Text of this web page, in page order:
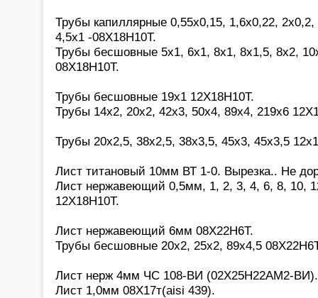
Трубы капиллярные 0,55х0,15, 1,6х0,22,
4,5х1 -08Х18Н10Т.
Трубы бесшовные 5х1, 6х1, 8х1, 8х1,5, 8х2,
08Х18Н10Т.
Трубы бесшовные 19х1 12Х18Н10Т.
Трубы 14х2, 20х2, 42х3, 50х4, 89х4, 219х6
Трубы 20х2,5, 38х2,5, 38х3,5, 45х3, 45х3,5
Лист титановый 10мм ВТ 1-0. Вырезка.. Не
Лист нержавеющий 0,5мм, 1, 2, 3, 4, 6, 8, 10,
12Х18Н10Т.
Лист нержавеющий 6мм 08Х22Н6Т.
Трубы бесшовные 20х2, 25х2, 89х4,5
Лист нерж 4мм ЧС 108-ВИ (02Х25Н22АМ2-ВИ).
Лист 1,0мм 08Х17т(aisi 439).